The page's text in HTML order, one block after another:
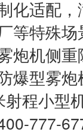
化适配
等特殊
炮机侧
爆型雾
程小型
777-